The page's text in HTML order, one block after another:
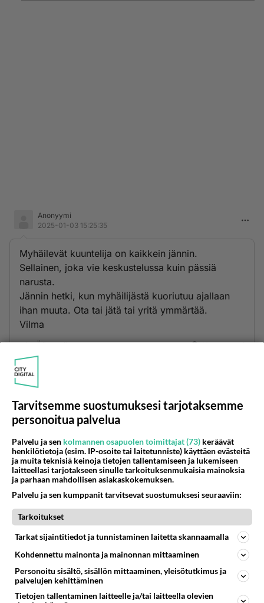
Anonyymi
2025-01-03 15:25:35
Myhäilevät kuuntelija on kaikkein jännin.
Sellainen, joka vie keskustelussa kuin pässiä
narusta.
Jännin hetki, kun myhäilijästä kuoriutuu ajallaan
ihan muuta. Ota tai jätä tai yritä ymmärtää.
Vilma
Äänestä Kommentoi
Heitä löytynee todennäköisimmin huoltoasemien
kahvipöydistä. - cu-
Äänestä Kommentoi
Anonyymi
Kyky ajatella ja parhaassa tapauksessa myös kyky
jakaa ajatuksiaan. Jännää...
Kommentoi
Anonyymi
Tarvitsemme suostumuksesi tarjotaksemme
personoitua palvelua
Palvelu ja sen kolmannen osapuolen toimittajat (73) keräävät
henkilötietoja (esim. IP-osoite tai laitetunniste) käyttäen evästeitä
ja muita teknisiä keinoja tietojen tallentamiseen ja lukemiseen
laitteellasi tarjotakseen sinulle tarkoituksenmukaisia mainoksia
ja parhaan mahdollisen asiakaskokemuksen.
Palvelu ja sen kumppanit tarvitsevat suostumuksesi seuraaviin:
Tarkoitukset
Tarkat sijaintitiedot ja tunnistaminen laitetta skannaamalla
Kohdennettu mainonta ja mainonnan mittaaminen
Personoitu sisältö, sisällön mittaaminen, yleisötutkimus ja
palvelujen kehittäminen
Tietojen tallentaminen laitteelle ja/tai laitteella olevien